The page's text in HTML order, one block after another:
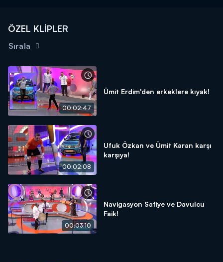
ÖZEL KLİPLER
Sırala
00:02:47
Ümit Erdim'den erkeklere kıyak!
00:02:08
Ufuk Özkan ve Ümit Karan karşı
karşıya!
00:03:10
Navigasyon Safiye ve Davulcu
Faik!